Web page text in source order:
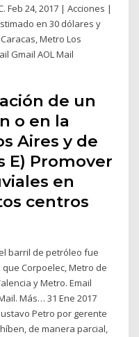
Feb 24, 2017 | Acciones |
en 30 dólares y
Metro Los
Gmail AOL Mail
de un
o en la
Aires y de
E) Promover
en
centros
barril de petróleo fue
Corpoelec, Metro de
y Metro. Email
Más… 31 Ene 2017
Petro por gerente
de manera parcial,